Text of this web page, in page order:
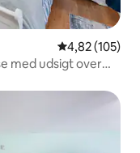
4,82 ud af 5 i
4,82 (105)
med udsigt over